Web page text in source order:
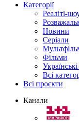
Категорії
Реаліті-
Новини
Серіали
Фільми
Всі
Всі проєкти
Канали